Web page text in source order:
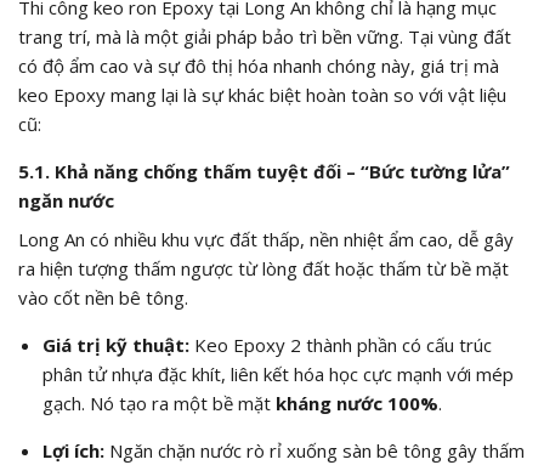
Thi công keo ron Epoxy tại Long An không chỉ là hạng mục
trang trí, mà là một giải pháp bảo trì bền vững. Tại vùng đất
có độ ẩm cao và sự đô thị hóa nhanh chóng này, giá trị mà
keo Epoxy mang lại là sự khác biệt hoàn toàn so với vật liệu
cũ:
5.1. Khả năng chống thấm tuyệt đối – “Bức tường lửa”
ngăn nước
Long An có nhiều khu vực đất thấp, nền nhiệt ẩm cao, dễ gây
ra hiện tượng thấm ngược từ lòng đất hoặc thấm từ bề mặt
vào cốt nền bê tông.
Giá trị kỹ thuật:Keo Epoxy 2 thành phần có cấu trúc
phân tử nhựa đặc khít, liên kết hóa học cực mạnh với mép
gạch. Nó tạo ra một bề mặt kháng nước 100%.
Lợi ích:Ngăn chặn nước rò rỉ xuống sàn bê tông gây thấm